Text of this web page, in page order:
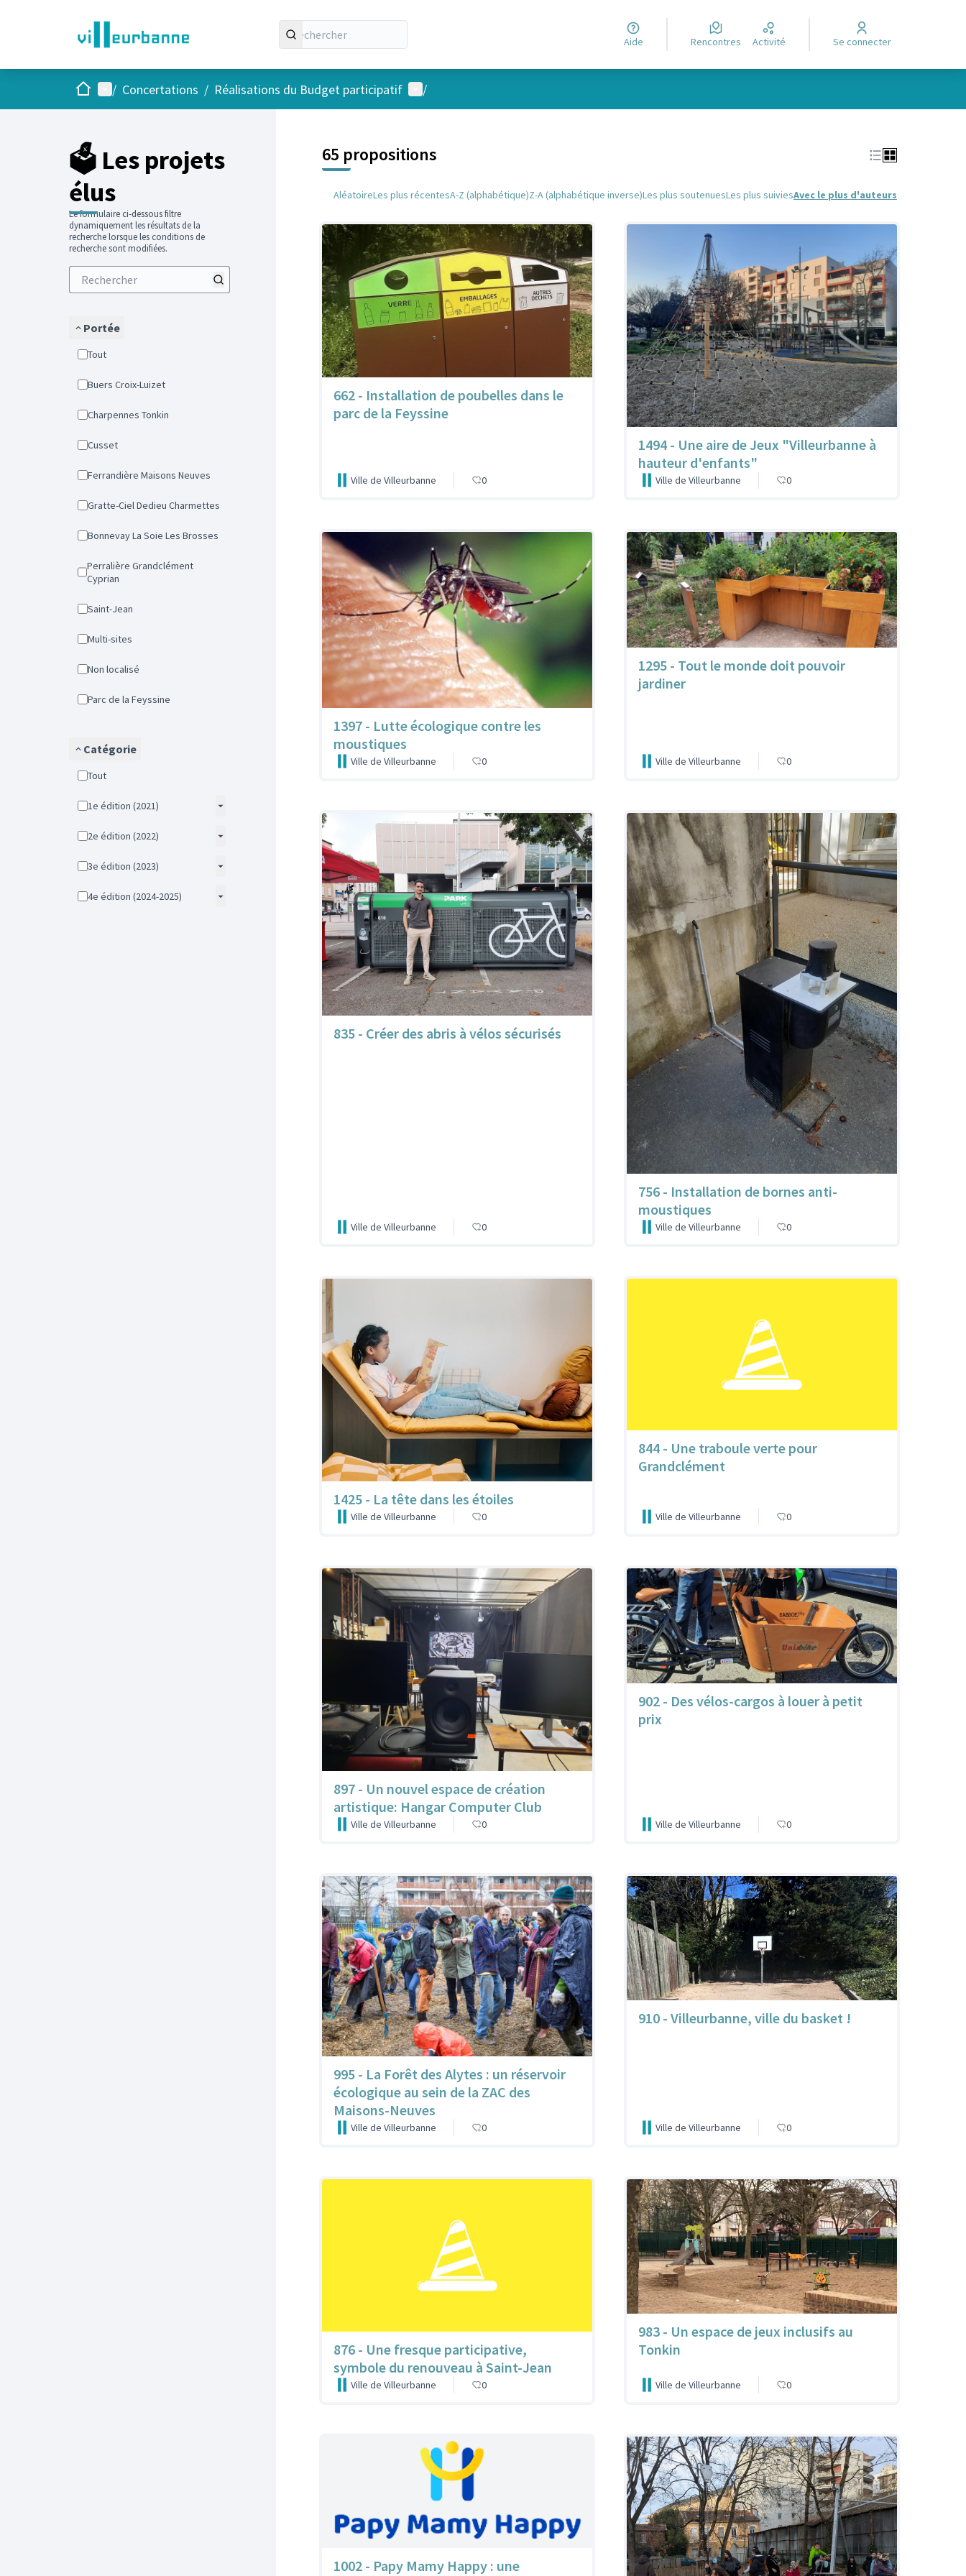
Aide Rencontres Activité Se connecter
AccueilMenu principal
/ Concertations / Réalisations du Budget participatif Menu utilisateur
/
🗳️ Les projets
élus
Le formulaire ci-dessous filtre
dynamiquement les résultats de la
recherche lorsque les conditions de
recherche sont modifiées.
Portée
Tout
Buers Croix-Luizet
Charpennes Tonkin
Cusset
Ferrandière Maisons Neuves
Gratte-Ciel Dedieu Charmettes
Bonnevay La Soie Les Brosses
Perralière Grandclément
Cyprian
Saint-Jean
Multi-sites
Non localisé
Parc de la Feyssine
Catégorie
Tout
1e édition (2021)
2e édition (2022)
3e édition (2023)
4e édition (2024-2025)
65 propositions
AléatoireLes plus récentesA-Z (alphabétique)Z-A (alphabétique inverse)Les plus soutenuesLes plus suiviesAvec le plus d'auteurs
662 - Installation de poubelles dans le
parc de la Feyssine
Ville de Villeurbanne 0
1494 - Une aire de Jeux "Villeurbanne à
hauteur d'enfants"
Ville de Villeurbanne 0
1397 - Lutte écologique contre les
moustiques
Ville de Villeurbanne 0
1295 - Tout le monde doit pouvoir
jardiner
Ville de Villeurbanne 0
835 - Créer des abris à vélos sécurisés
Ville de Villeurbanne 0
756 - Installation de bornes anti-
moustiques
Ville de Villeurbanne 0
1425 - La tête dans les étoiles
Ville de Villeurbanne 0
844 - Une traboule verte pour
Grandclément
Ville de Villeurbanne 0
897 - Un nouvel espace de création
artistique: Hangar Computer Club
Ville de Villeurbanne 0
902 - Des vélos-cargos à louer à petit
prix
Ville de Villeurbanne 0
995 - La Forêt des Alytes : un réservoir
écologique au sein de la ZAC des
Maisons-Neuves
Ville de Villeurbanne 0
910 - Villeurbanne, ville du basket !
Ville de Villeurbanne 0
876 - Une fresque participative,
symbole du renouveau à Saint-Jean
Ville de Villeurbanne 0
983 - Un espace de jeux inclusifs au
Tonkin
Ville de Villeurbanne 0
1002 - Papy Mamy Happy : une